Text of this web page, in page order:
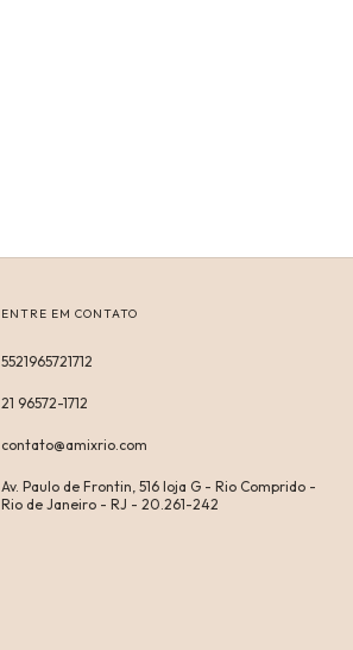
ENTRE EM CONTATO
5521965721712
21 96572-1712
contato@amixrio.com
Av. Paulo de Frontin, 516 loja G - Rio Comprido -
Rio de Janeiro - RJ - 20.261-242